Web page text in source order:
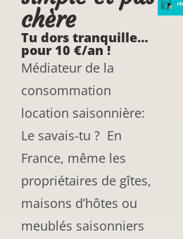
chère
Tu dors tranquille…
pour 10 €/an !
Médiateur de la
consommation
location saisonnière:
Le savais-tu ? En
France, même les
propriétaires de gîtes,
maisons d’hôtes ou
meublés saisonniers